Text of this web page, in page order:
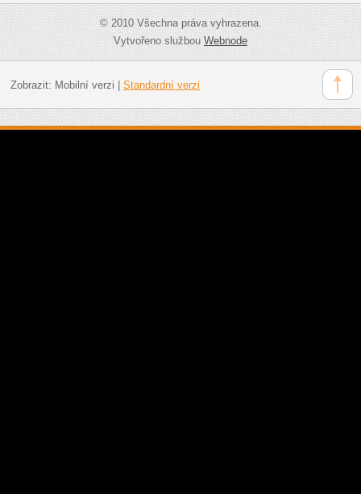
© 2010 Všechna práva vyhrazena.
Vytvořeno službouWebnode
Zobrazit: Mobilní verzi Standardní verzi